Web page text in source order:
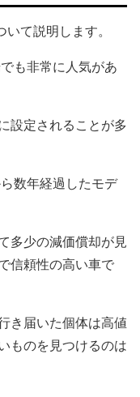
て説明します。
も非常に人気があ
設定されることが多
数年経過したモデ
多少の減価償却が見
信頼性の高い車で
き届いた個体は高値
ものを見つけるのは